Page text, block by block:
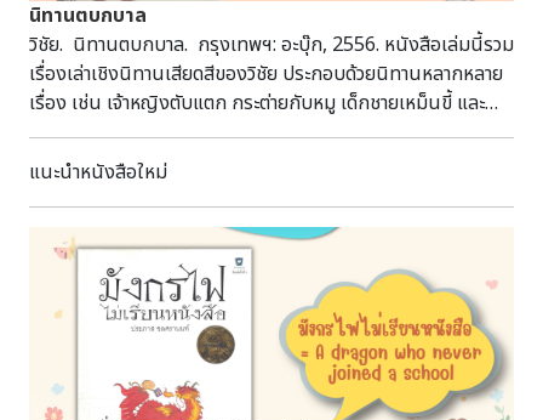
นิทานตบกบาล
วิชัย. นิทานตบกบาล. กรุงเทพฯ: อะบุ๊ก, 2556. หนังสือเล่มนี้รวม
เรื่องเล่าเชิงนิทานเสียดสีของวิชัย ประกอบด้วยนิทานหลากหลาย
เรื่อง เช่น เจ้าหญิงตับแตก กระต่ายกับหมู เด็กชายเหม็นขี้ และ
ช่างตีดาบ ซึ่งแต่ละเรื่องซ่อนแง่คิดเกี่ยวกับการใช้ชีวิต การเผชิญ
ปัญหา ความรับผิดชอบ และการเติบโตทางความคิดไว้ได้อย่าง
ฉุกคิด 808.87 ว539น ห้องหนังสือทั่วไป 2
แนะนำหนังสือใหม่